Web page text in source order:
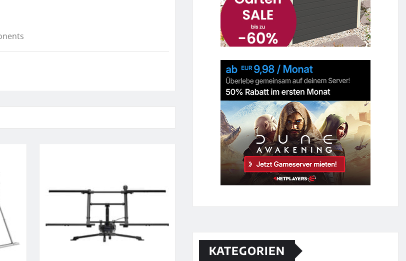
KATEGORIEN